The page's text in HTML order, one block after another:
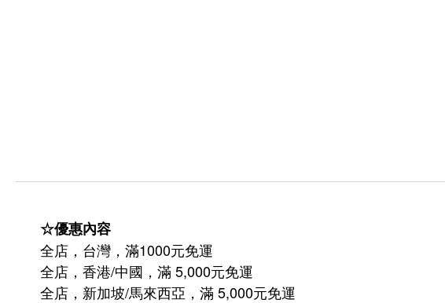
☆優惠內容
全店，台灣，滿1000元免運
全店，香港/中國，滿 5,000元免運
全店，新加坡/馬來西亞，滿 5,000元免運